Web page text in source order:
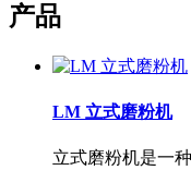
产品
LM 立式磨粉机
立式磨粉机是一